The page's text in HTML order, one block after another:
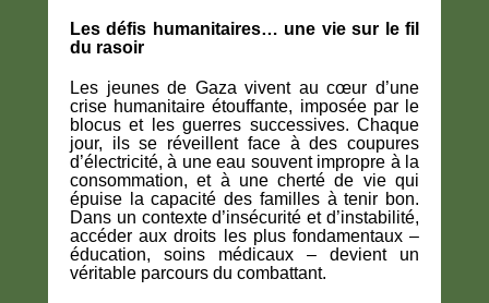
Les défis humanitaires… une vie sur le fil
du rasoir
Les jeunes de Gaza vivent au cœur d’une
crise humanitaire étouffante, imposée par le
blocus et les guerres successives. Chaque
jour, ils se réveillent face à des coupures
d’électricité, à une eau souvent impropre à la
consommation, et à une cherté de vie qui
épuise la capacité des familles à tenir bon.
Dans un contexte d’insécurité et d’instabilité,
accéder aux droits les plus fondamentaux –
éducation, soins médicaux – devient un
véritable parcours du combattant.